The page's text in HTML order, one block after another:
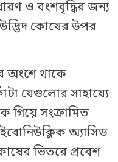
ও বংশবৃদ্ধির জন্য
কোষের উপর
অংশে থাকে
যেগুলোর সাহায্যে
গিয়ে সংক্রামিত
অ্যাসিড
ভিতরে প্রবেশ